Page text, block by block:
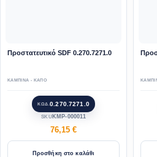
Προστατευτικό SDF 0.270.7271.0
ΚΑΜΠΙΝΑ - ΚΑΠΟ
ΚΩΔ.0.270.7271.0
SKU KMP-000011
76,15 €
Προσθήκη στο καλάθι